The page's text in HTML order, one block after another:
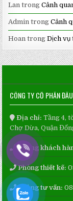
Lan trongCảnh
Admin trongCảnh
Hoan trongDịch vụ
CÔNG TY CỔ PHẦN
Địa chỉ: Tầng 4,
Chợ Dừa, Quận
Phòng khách
Phòng thiết kế:
Phòng tư vấn: